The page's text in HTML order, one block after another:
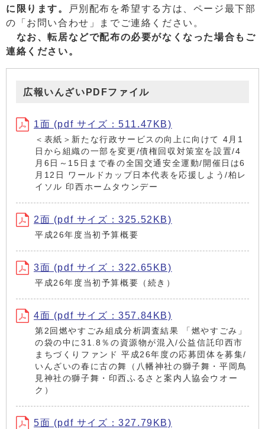
に限ります。
戸別配布を希望する方は、ページ最下部
の「お問い合わせ」までご連絡ください。
なお、転居などで配布の必要がなくなった場合もご
連絡ください。
広報いんざいPDFファイル
1面 (pdf サイズ：511.47KB)
＜表紙＞新たな行政サービスの向上に向けて 4月1
日から組織の一部を変更/債権回収対策室を設置/4
月6日～15日まで春の全国交通安全運動/開催日は6
月12日 ワールドカップ日本代表を応援しよう/柏レ
イソル 印西ホームタウンデー
2面 (pdf サイズ：325.52KB)
平成26年度当初予算概要
3面 (pdf サイズ：322.65KB)
平成26年度当初予算概要（続き）
4面 (pdf サイズ：357.84KB)
第2回燃やすごみ組成分析調査結果 「燃やすごみ」
の袋の中に31.8％の資源物が混入/公益信託印西市
まちづくりファンド 平成26年度の応募団体を募集/
いんざいの春に古の舞（八幡神社の獅子舞・平岡鳥
見神社の獅子舞・印西ふるさと案内人協会ウオー
ク）
5面 (pdf サイズ：327.79KB)